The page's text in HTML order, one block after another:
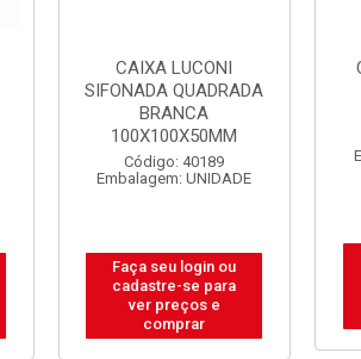
CAIXA LUCONI
SIFONADA QUADRADA
BRANCA
100X100X50MM
Código: 40189
Embalagem: UNIDADE
Faça seu login ou
cadastre-se para
ver preços e
comprar